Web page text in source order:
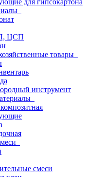
для гипсокартона
ЦСП
товары
инструмент
смеси